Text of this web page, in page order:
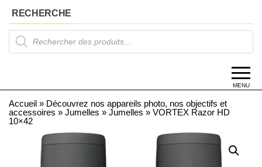
RECHERCHE
Products
search
MENU
Accueil » Découvrez nos appareils photo, nos objectifs et
accessoires » Jumelles » Jumelles » VORTEX Razor HD
10×42